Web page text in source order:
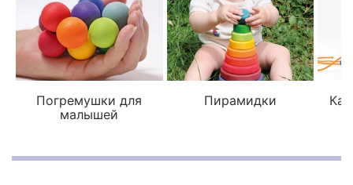
Погремушки для
малышей
Пирамидки